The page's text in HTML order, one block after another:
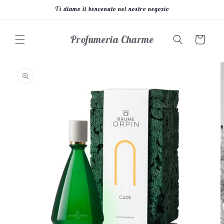
Ti diamo il benvenuto nel nostro negozio
Profumeria Charme Carrello
sul prodotto